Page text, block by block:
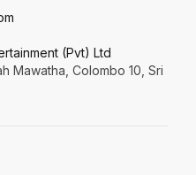
(Pvt) Ltd
Mawatha, Colombo 10, Sri